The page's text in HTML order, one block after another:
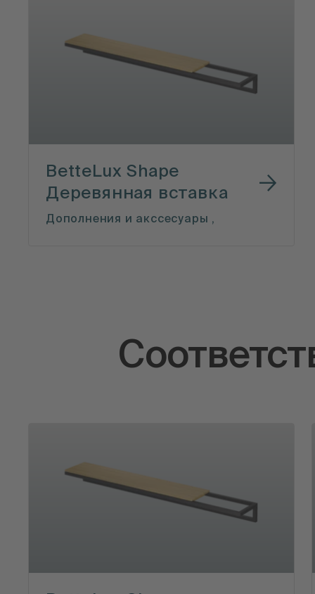
BetteLux Shape
Деревянная вставка
Дополнения и акссесуары ,